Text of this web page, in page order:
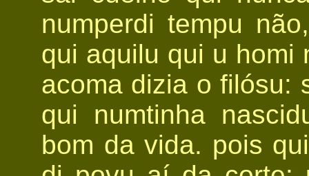
numperdi tempu
qui aquilu qui u homi
acoma dizia o filósu:
qui numtinha
bom da vida. pois